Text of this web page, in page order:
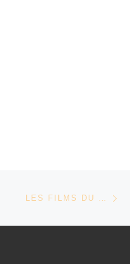
RETOUR À LA LISTE